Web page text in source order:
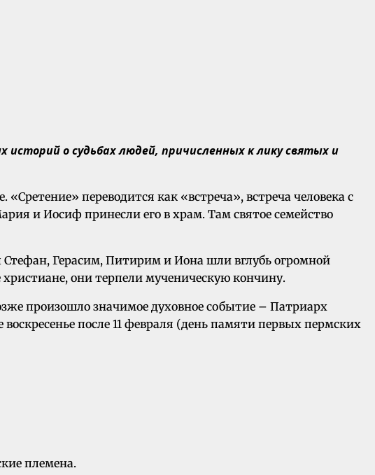
о судьбах людей, причисленных к лику святых и
переводится как «встреча», встреча человека с
и Иосиф принесли его в храм. Там святое семейство
Стефан, Герасим, Питирим и Иона шли вглубь огромной
они терпели мученическую кончину.
произошло значимое духовное событие – Патриарх
после 11 февраля (день памяти первых пермских
племена.